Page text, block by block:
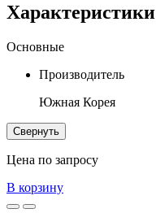
Характеристики
Основные
Производитель
Южная Корея
Свернуть
Цена по запросу
В корзину